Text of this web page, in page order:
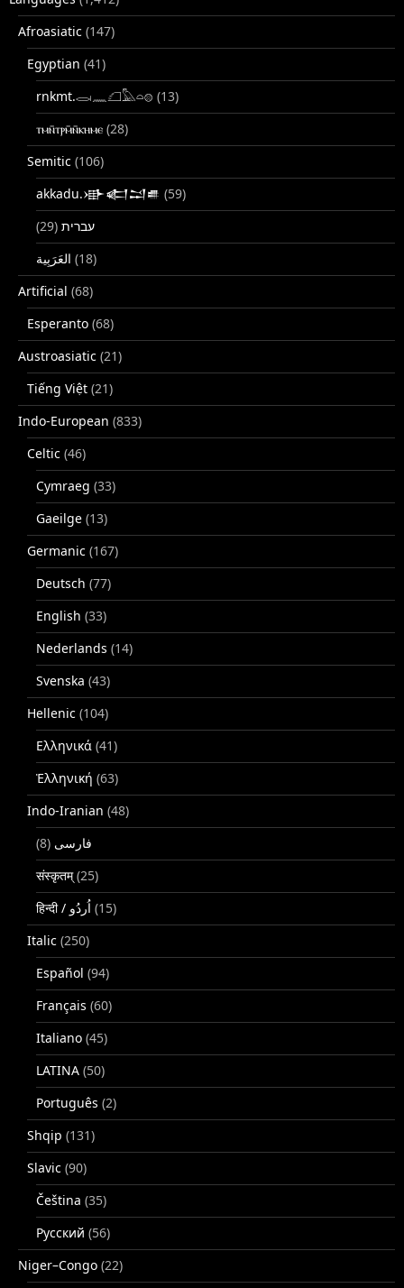
Afroasiatic (147)
Egyptian (41)
rnkmt.𓂋𓏺𓈖𓆎𓅓𓏏𓊖 (13)
ⲧⲙⲛ̄ⲧⲣⲙ̄ⲛ̄ⲕⲏⲙⲉ (28)
Semitic (106)
akkadu.𒀝𒅗𒁺𒌑 (59)
עברית (29)
(18)
Artificial (68)
Esperanto (68)
Austroasiatic (21)
Tiếng Việt (21)
Indo-European (833)
Celtic (46)
Cymraeg (33)
Gaeilge (13)
Germanic (167)
Deutsch (77)
English (33)
Nederlands (14)
Svenska (43)
Hellenic (104)
Ελληνικά (41)
Ἑλληνική (63)
Indo-Iranian (48)
فارسی (8)
संस्कृतम्(25)
(15)
Italic (250)
Español (94)
Français (60)
Italiano (45)
LATINA (50)
Português (2)
Shqip (131)
Slavic (90)
Čeština (35)
Русский (56)
Niger–Congo (22)